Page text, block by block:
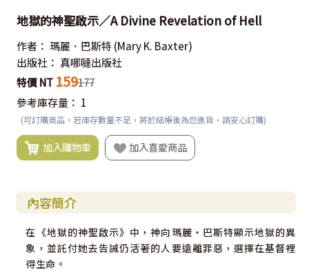
地獄的神聖啟示／A Divine Revelation of Hell
作者： 瑪麗．巴斯特 (Mary K. Baxter)
出版社： 真哪噠出版社
特價 NT 159177
參考庫存量： 1
(可訂購商品，若庫存數量不足，將於結帳後為您進貨，請安心訂購)
加入購物車 加入喜愛商品
內容簡介
在《地獄的神聖啟示》中，神向瑪麗‧巴斯特顯示地獄的異
象，並託付她去告誡仍活著的人要遠離罪惡，選擇在基督裡
得生命。